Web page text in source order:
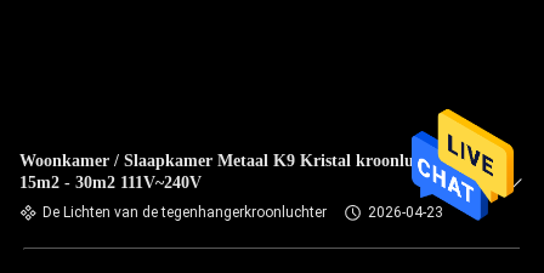
Woonkamer / Slaapkamer Metaal K9 Kristal kroonluchter
15m2 - 30m2 111V~240V
De Lichten van de tegenhangerkroonluchter 2026-04-23